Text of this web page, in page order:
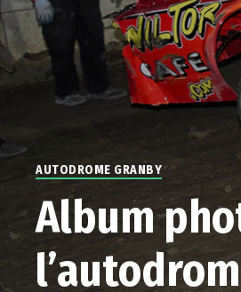
AUTODROME GRANBY
Album